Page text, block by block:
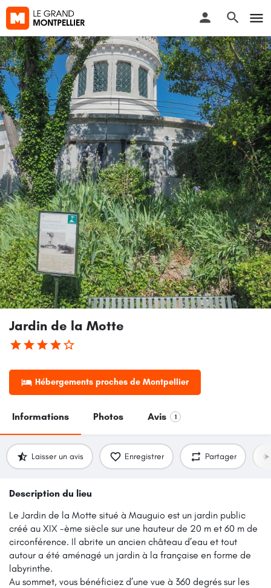
Jardin de la Motte
Hébergements proches de Montpellier
Informations Photos Avis 1
Laisser un avis Enregistrer Partager
Description du lieu
Le Jardin de la Motte situé à Mauguio est un jardin public
créé au XIX -ème siècle sur une hauteur de 20 m et 60 m de
circonférence. Il abrite un ancien château d’eau et tout
autour a été aménagé un jardin à la française en forme de
labyrinthe.
Au sommet, vous bénéficiez d’une vue à 360 degrés sur les